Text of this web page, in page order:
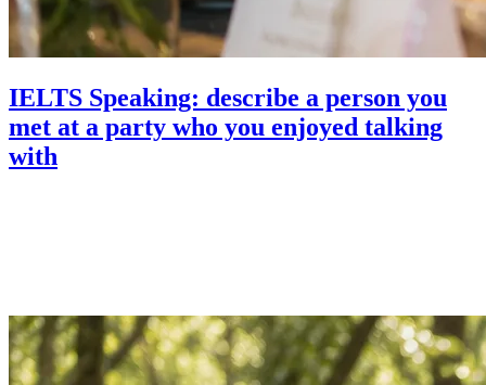
IELTS Speaking: describe a person you
met at a party who you enjoyed talking
with